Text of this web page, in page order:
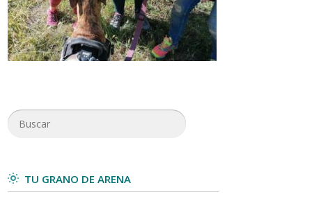
TU GRANO DE ARENA